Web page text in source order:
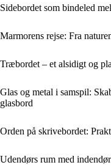
Sidebordet som bindeled
Marmorens rejse: Fra
Træbordet – et alsidigt og
Glas og metal i samspil:
glasbord
Orden på skrivebordet:
Udendørs rum med